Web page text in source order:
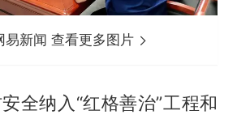
易新闻 查看更多图片
全纳入“红格善治”工程和